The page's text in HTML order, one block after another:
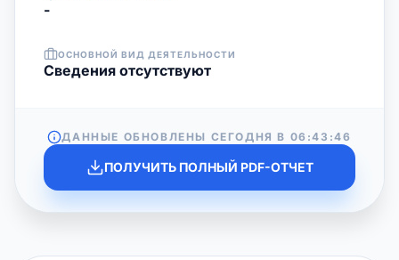
-
ОСНОВНОЙ ВИД ДЕЯТЕЛЬНОСТИ
Cведения отсутствуют
ДАННЫЕ ОБНОВЛЕНЫ СЕГОДНЯ В 06:43:46
ПОЛУЧИТЬ ПОЛНЫЙ PDF-ОТЧЕТ